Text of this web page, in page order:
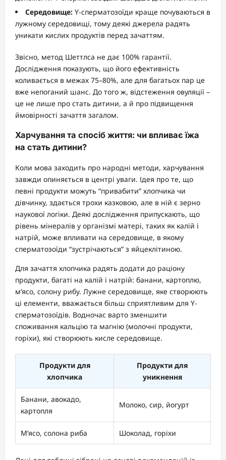
Середовище: Y-сперматозоїди краще почуваються в
лужному середовищі, тому деякі джерела радять
уникати кислих продуктів перед зачаттям.
Звісно, метод Шеттлса не дає 100% гарантії.
Дослідження показують, що його ефективність
коливається в межах 75–80%, але для багатьох пар це
вже непоганий шанс. До того ж, відстеження овуляції –
це не лише про стать дитини, а й про підвищення
ймовірності зачаття загалом.
Харчування та спосіб життя: чи впливає їжа
на стать дитини?
Коли мова заходить про народні методи, харчування
завжди опиняється в центрі уваги. Ідея про те, що
певні продукти можуть “привабити” хлопчика чи
дівчинку, здається трохи казковою, але в ній є зерно
наукової логіки. Деякі дослідження припускають, що
рівень мінералів у організмі матері, таких як калій і
натрій, може впливати на середовище, в якому
сперматозоїди “зустрічаються” з яйцеклітиною.
Для зачаття хлопчика радять додати до раціону
продукти, багаті на калій і натрій: банани, картоплю,
м’ясо, солону рибу. Лужне середовище, яке створюють
ці елементи, вважається більш сприятливим для Y-
сперматозоїдів. Водночас варто зменшити
споживання кальцію та магнію (молочні продукти,
горіхи), які створюють кисле середовище.
Продукти для
хлопчика
Продукти для
уникнення
Банани, авокадо,
картопля
Молоко, сир, йогурт
М’ясо, солона риба Шоколад, горіхи